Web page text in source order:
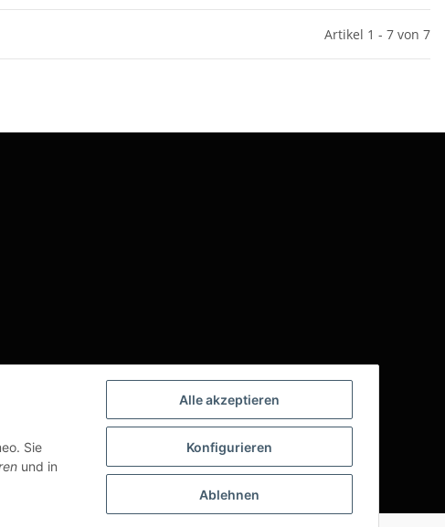
Artikel 1 - 7 von 7
Sie
und in
Alle akzeptieren
Konfigurieren
Ablehnen